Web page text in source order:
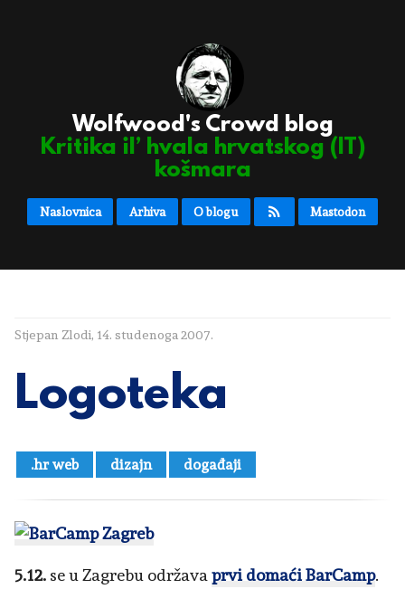
Wolfwood's Crowd blog
Kritika il’ hvala hrvatskog (IT)
košmara
Naslovnica Arhiva O blogu Mastodon
Stjepan Zlodi, 14. studenoga 2007.
Logoteka
.hr web dizajn događaji
5.12. se u Zagrebu održava prvi domaći BarCamp.